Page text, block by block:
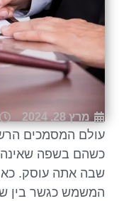
מרץ 28, 2024
עולם המסמכים
כשהם בשפה שאינה
שבה אתה עוסק. כאן
המשמש כגשר בין